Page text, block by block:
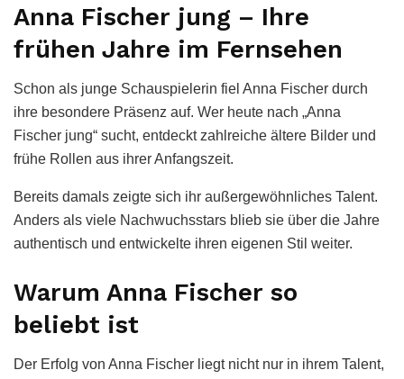
Anna Fischer jung – Ihre
frühen Jahre im Fernsehen
Schon als junge Schauspielerin fiel Anna Fischer durch
ihre besondere Präsenz auf. Wer heute nach „Anna
Fischer jung“ sucht, entdeckt zahlreiche ältere Bilder und
frühe Rollen aus ihrer Anfangszeit.
Bereits damals zeigte sich ihr außergewöhnliches Talent.
Anders als viele Nachwuchsstars blieb sie über die Jahre
authentisch und entwickelte ihren eigenen Stil weiter.
Warum Anna Fischer so
beliebt ist
Der Erfolg von Anna Fischer liegt nicht nur in ihrem Talent,